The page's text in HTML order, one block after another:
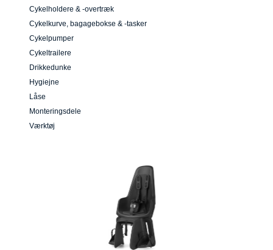
Cykelholdere & -overtræk
Cykelkurve, bagagebokse & -tasker
Cykelpumper
Cykeltrailere
Drikkedunke
Hygiejne
Låse
Monteringsdele
Værktøj